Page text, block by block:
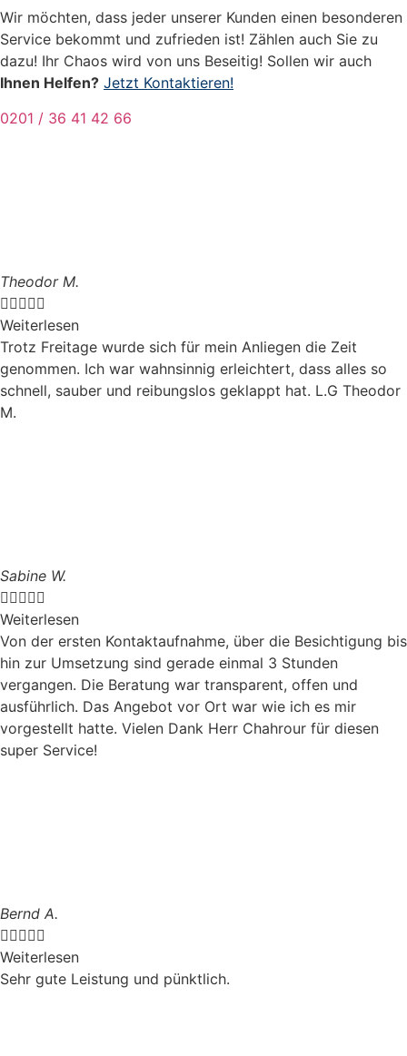
Wir möchten, dass jeder unserer Kunden einen besonderen
Service bekommt und zufrieden ist! Zählen auch Sie zu
dazu! Ihr Chaos wird von uns Beseitig! Sollen wir auch
Ihnen Helfen? Jetzt Kontaktieren!
0201 / 36 41 42 66
Theodor M.

Weiterlesen
Trotz Freitage wurde sich für mein Anliegen die Zeit
genommen. Ich war wahnsinnig erleichtert, dass alles so
schnell, sauber und reibungslos geklappt hat. L.G Theodor
M.
Sabine W.

Weiterlesen
Von der ersten Kontaktaufnahme, über die Besichtigung bis
hin zur Umsetzung sind gerade einmal 3 Stunden
vergangen. Die Beratung war transparent, offen und
ausführlich. Das Angebot vor Ort war wie ich es mir
vorgestellt hatte. Vielen Dank Herr Chahrour für diesen
super Service!
Bernd A.

Weiterlesen
Sehr gute Leistung und pünktlich.